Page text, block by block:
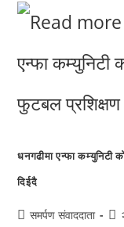
धनगढीमा एन्फा कम्युनिटी
दिईदै
समर्पण संवाददाता